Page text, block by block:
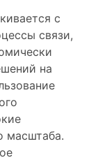
с
связи,
на
масштаба.